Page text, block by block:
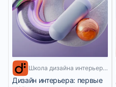
15 дней Школа дизайна интерьеров diskill
Дизайн интерьера: первые